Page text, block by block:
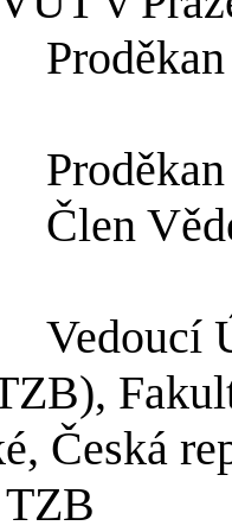
Česká